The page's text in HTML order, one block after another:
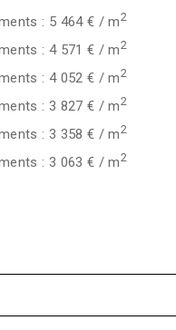
: 5 464 € / m2
: 4 571 € / m2
: 4 052 € / m2
: 3 827 € / m2
: 3 358 € / m2
: 3 063 € / m2